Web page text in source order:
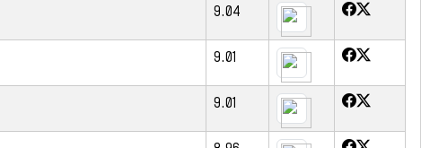
9.04
9.01
9.01